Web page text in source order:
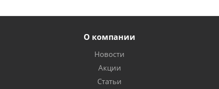
О компании
Новости
Акции
Статьи